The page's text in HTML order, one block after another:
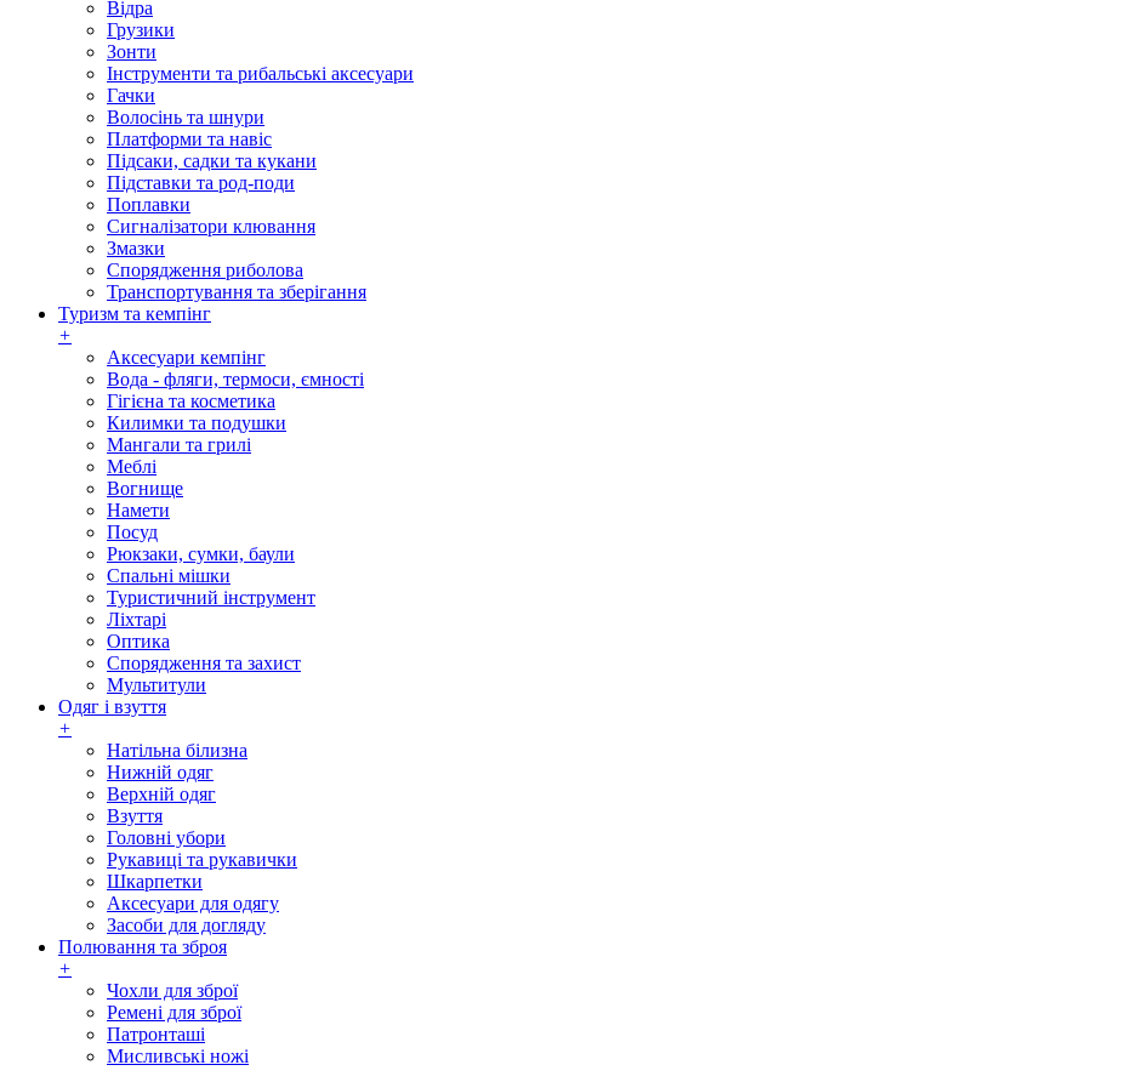
Відра
Грузики
Зонти
Інструменти та рибальські аксесуари
Гачки
Волосінь та шнури
Платформи та навіс
Підсаки, садки та кукани
Підставки та род-поди
Поплавки
Сигналізатори клювання
Змазки
Спорядження риболова
Транспортування та зберігання
Туризм та кемпінг
+
Аксесуари кемпінг
Вода - фляги, термоси, ємності
Гігієна та косметика
Килимки та подушки
Мангали та грилі
Меблі
Вогнище
Намети
Посуд
Рюкзаки, сумки, баули
Спальні мішки
Туристичний інструмент
Ліхтарі
Оптика
Спорядження та захист
Мультитули
Одяг і взуття
+
Натільна білизна
Нижній одяг
Верхній одяг
Взуття
Головні убори
Рукавиці та рукавички
Шкарпетки
Аксесуари для одягу
Засоби для догляду
Полювання та зброя
+
Чохли для зброї
Ремені для зброї
Патронташі
Мисливські ножі